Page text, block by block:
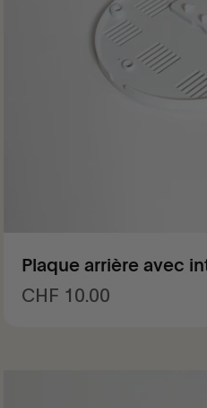
Plaque arrière avec
Prix de vente
CHF 10.00